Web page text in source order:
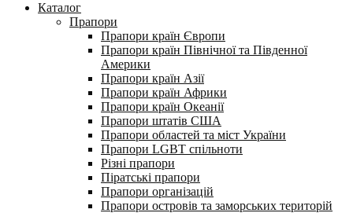
Каталог
Прапори
Прапори країн Європи
Прапори країн Північної та Південної
Америки
Прапори країн Азії
Прапори країн Африки
Прапори країн Океанії
Прапори штатів США
Прапори областей та міст України
Прапори LGBT спільноти
Різні прапори
Піратські прапори
Прапори організацій
Прапори островів та заморських територій